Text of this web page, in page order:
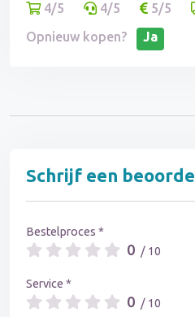
4/5
4/5 5/5
Opnieuw kopen?
Ja
Schrijf een
Bestelproces *
0 / 10
Service *
0 / 10